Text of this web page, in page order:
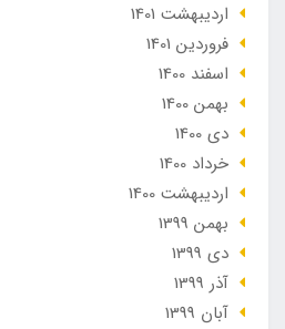
ارديبهشت 1401
فروردین 1401
اسفند 1400
بهمن 1400
دی 1400
خرداد 1400
ارديبهشت 1400
بهمن 1399
دی 1399
آذر 1399
آبان 1399